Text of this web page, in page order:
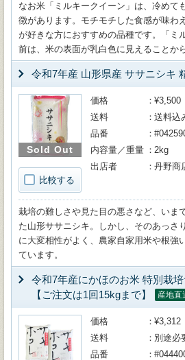
なお米「ミルキークイーン」は、冷めて
徴があります。モチモチした食感が味わ
が好きな方におすすめの品種です。「ミ
前は、米の表面が乳白色に見えることか
令和7年産 山形県産 ササニシキ
Sold Out
比較する
価格
¥3,500
送料
送料込
品番
内容量／重量
2kg
出店者
丹野商
栽培の難しさや見た目の悪さなど、いま
た山形ササニシキ。しかし、そのあっさ
に大変相性がよく、農家自家用米や根強
ています。
令和7年産にかほのお米 特別栽
【ご注文は1回15kgまで】
産地直
価格
¥3,312
送料
別途必
品番